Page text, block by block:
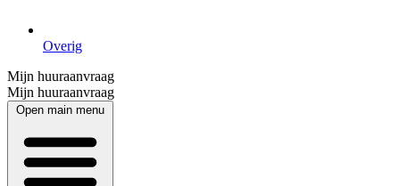
Overig
Mijn huuraanvraag
Mijn huuraanvraag
Open main menu